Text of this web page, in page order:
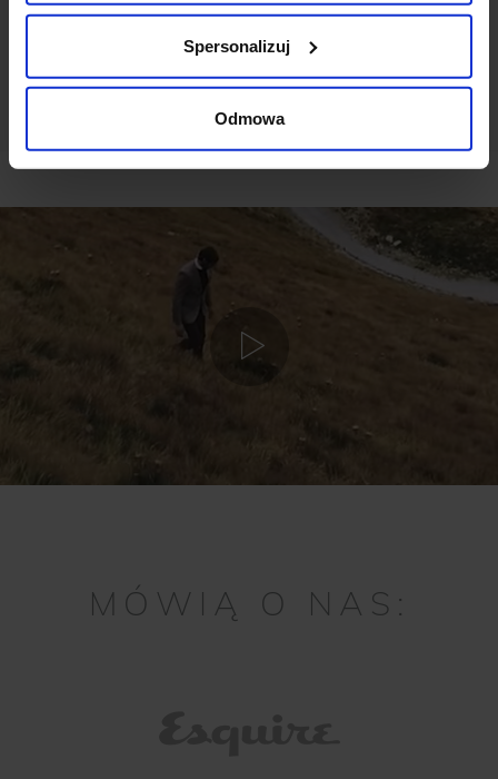
Spersonalizuj
Odmowa
DODAJ OPINIĘ
MÓWIĄ O NAS: